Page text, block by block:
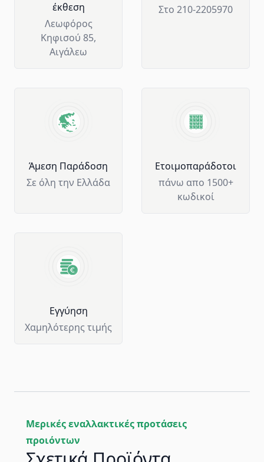
έκθεση
Λεωφόρος
Κηφισού 85,
Αιγάλεω
Στο 210-2205970
Άμεση Παράδοση
Σε όλη την Ελλάδα
Ετοιμοπαράδοτοι
πάνω απο 1500+
κωδικοί
Eγγύηση
Χαμηλότερης τιμής
Μερικές εναλλακτικές προτάσεις
προιόντων